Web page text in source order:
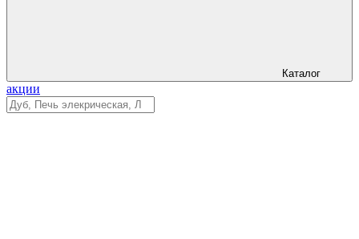
Каталог
акции